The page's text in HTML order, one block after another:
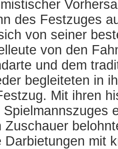
des Festzuges
von seiner
von den
und dem
begleiteten in
Mit ihren
Zuschauer
Darbietungen mit